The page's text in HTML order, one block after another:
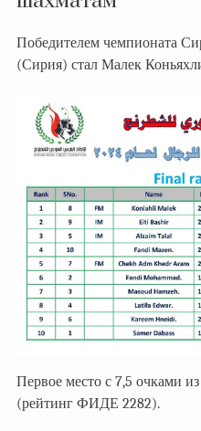
Победителем чемпионата
(Сирия) стал Малек
Первое место с 7,5 очками
(рейтинг ФИДЕ 2282).